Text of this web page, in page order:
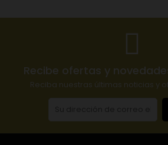
Recibe ofertas y
Reciba nuestras últimas noticias y